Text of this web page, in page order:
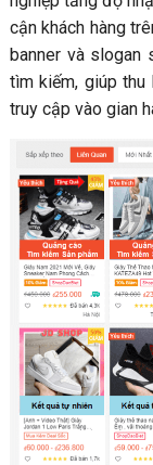
cận khách hàng
banner và slogan
tìm kiếm, giúp thu
truy cập vào gian